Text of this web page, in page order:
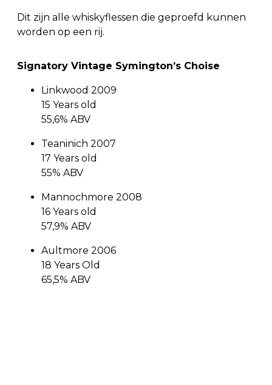
Dit zijn alle whiskyflessen die geproefd kunnen
worden op een rij.
Signatory Vintage Symington’s Choise
Linkwood 2009
15 Years old
55,6% ABV
Teaninich 2007
17 Years old
55% ABV
Mannochmore 2008
16 Years old
57,9% ABV
Aultmore 2006
18 Years Old
65,5% ABV